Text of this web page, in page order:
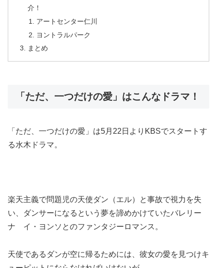
介！
アートセンター仁川
ヨントラルパーク
まとめ
「ただ、一つだけの愛」はこんなドラマ！
「ただ、一つだけの愛」は5月22日よりKBSでスタートす
る水木ドラマ。
楽天主義で問題児の天使ダン（エル）と事故で視力を失
い、ダンサーになるという夢を諦めかけていたバレリー
ナ イ・ヨンソとのファンタジーロマンス。
天使であるダンが空に帰るためには、彼女の愛を見つけキ